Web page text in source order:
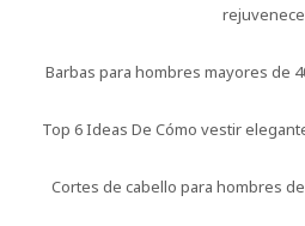
Barbas para hombres mayores de
Top 6 Ideas De Cómo vestir
Cortes de cabello para hombres